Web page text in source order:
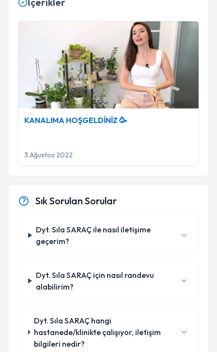
KANALIMA HOŞGELDİNİZ 🥳
3 Ağustos 2022
Sık Sorulan Sorular
Dyt. Sıla SARAÇ ile nasıl iletişime
geçerim?
Dyt. Sıla SARAÇ için nasıl randevu
alabilirim?
Dyt. Sıla SARAÇ hangi
hastanede/klinikte çalışıyor, iletişim
bilgileri nedir?